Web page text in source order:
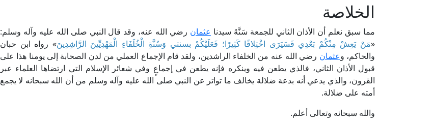
الخلاصة
مما سبق نعلم أن الأذان الثاني للجمعة سَنَّهُ سيدنا عثمان رضي الله عنه، وقد قال النبي صلى الله عليه وآله وسلم:
«مَنْ يَعِشْ مِنْكُمْ بَعْدِي فَسَيَرَى اخْتِلافًا كَثِيرًا؛ فَعَلَيْكُمْ بسنتي وَسُنَّةِ الْخُلَفَاءِ الْمَهْدِيِّينَ الرَّاشِدِينَ» رواه ابن حبان
والحاكم، وعثمان رضي الله عنه من الخلفاء الراشدين، ولقد قام الإجماع العملي من لدن الصحابة إلى يومنا هذا على
قبول الأذان الثاني، فالذي يطعن فيه وينكره فإنه يطعن في إجماعٍ وفي شعائر الإسلام التي ارتضاها العلماء عبر
القرون، والذي يدعي أنه بدعة ضلالة يخالف ما تواتر عن النبي صلى الله عليه وآله وسلم من أن الله سبحانه لا يجمع
أمته على ضلالة.
والله سبحانه وتعالى أعلم.